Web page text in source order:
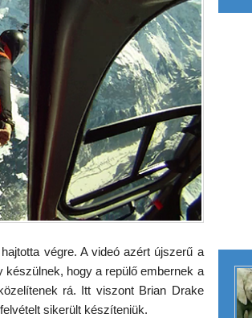
végre. A videó azért újszerű a
hogy a repülő embernek a
rá. Itt viszont Brian Drake
sikerült készíteniük.